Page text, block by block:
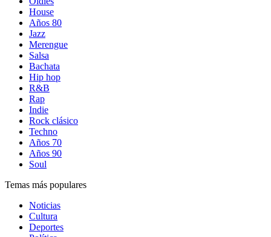
House
Años 80
Jazz
Merengue
Salsa
Bachata
Hip hop
R&B
Rap
Indie
Rock clásico
Techno
Años 70
Años 90
Soul
Temas más populares
Noticias
Cultura
Deportes